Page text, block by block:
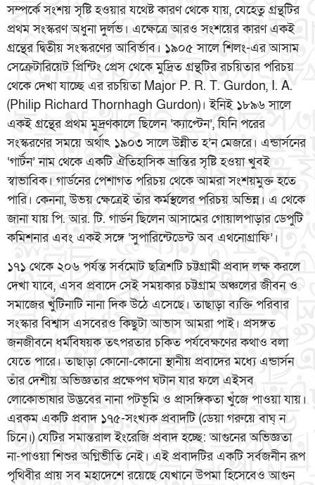
সম্পর্কে সংশয় সৃষ্টি হওয়ার যথেষ্ট কারণ থেকে যায়, যেহেতু গ্রন্থটির
প্রথম সংস্করণ অধুনা দুর্লভ। এক্ষেত্রে আরও সংশয়ের কারণ একই
গ্রন্থের দ্বিতীয় সংস্করণের আবির্ভাব। ১৯০৫ সালে শিলং-এর আসাম
সেক্রেটারিয়েট প্রিন্টিং প্রেস থেকে মুদ্রিত গ্রন্থটির রচয়িতার পরিচয়
থেকে দেখা যাচ্ছে এর রচয়িতা Major P. R. T. Gurdon, I. A.
(Philip Richard Thornhagh Gurdon)। ইনিই ১৮৯৬ সালে
একই গ্রন্থের প্রথম মুদ্রণকালে ছিলেন ‘ক্যাপ্টেন’, যিনি পরের
সংস্করণের সময়ে অর্থাৎ ১৯০৩ সালে উন্নীত হ’ন মেজরে। এন্ডার্সনের
‘গার্টন’ নাম থেকে একটি ঐতিহাসিক ভ্রান্তির সৃষ্টি হওয়া খুবই
স্বাভাবিক। গার্ডনের পেশাগত পরিচয় থেকে আমরা সংশয়মুক্ত হতে
পারি। কেননা, উভয় ক্ষেত্রেই তাঁর কর্মস্থলের পরিচয় অভিন্ন। এ থেকে
জানা যায় পি. আর. টি. গার্ডন ছিলেন আসামের গোয়ালপাড়ার ডেপুটি
কমিশনার এবং একই সঙ্গে ‘সুপারিন্টেডেন্ট অব এথনোগ্রাফি’।
১৭১ থেকে ২০৬ পর্যন্ত সর্বমোট ছত্রিশটি চট্টগ্রামী প্রবাদ লক্ষ করলে
দেখা যাবে, এসব প্রবাদে সেই সময়কার চট্টগ্রাম অঞ্চলের জীবন ও
সমাজের খুঁটিনাটি নানা দিক উঠে এসেছে। তাছাড়া ব্যক্তি পরিবার
সংস্কার বিশ্বাস এসবেরও কিছুটা আভাস আমরা পাই। প্রসঙ্গত
জনজীবনে ধর্মবিষয়ক তৎপরতার চকিত পর্যবেক্ষণের কথাও বলা
যেতে পারে। তাছাড়া কোনো-কোনো স্থানীয় প্রবাদের মধ্যে এন্ডার্সন
তাঁর দেশীয় অভিজ্ঞতার প্রক্ষেপণ ঘটান যার ফলে এইসব
লোকোভাষার উদ্ভবের নানা পটভূমি ও প্রাসঙ্গিকতা খুঁজে পাওয়া যায়।
এরকম একটি প্রবাদ ১৭৫-সংখ্যক প্রবাদটি (ডেয়া গরুয়ে বাঘ্ ন
চিনে।) যেটির সমান্তরাল ইংরেজি প্রবাদ হচ্ছে: আগুনের অভিজ্ঞতা
না-পাওয়া শিশুর অগ্নিভীতি নেই। এই প্রবাদটির একটি সর্বজনীন রূপ
পৃথিবীর প্রায় সব মহাদেশে রয়েছে যেখানে উপমা হিসেবেও আগুন